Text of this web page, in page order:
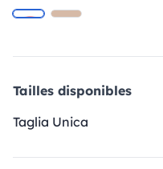
Tailles disponibles
Taglia Unica